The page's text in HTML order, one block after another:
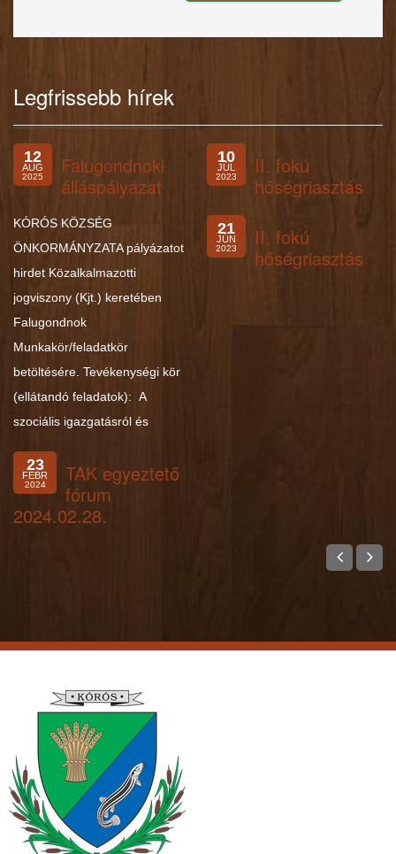
Legfrissebb hírek
12
AUG
2025
Falugondnoki
álláspályázat
KÓRÓS KÖZSÉG
ÖNKORMÁNYZATA pályázatot
hirdet Közalkalmazotti
jogviszony (Kjt.) keretében
Falugondnok
Munkakör/feladatkör
betöltésére. Tevékenységi kör
(ellátandó feladatok): A
szociális igazgatásról és
23
FEBR
2024
TAK egyeztető
fórum
2024.02.28.
10
JÚL
2023
II. fokú
hőségriasztás
21
JÚN
2023
II. fokú
hőségriasztás